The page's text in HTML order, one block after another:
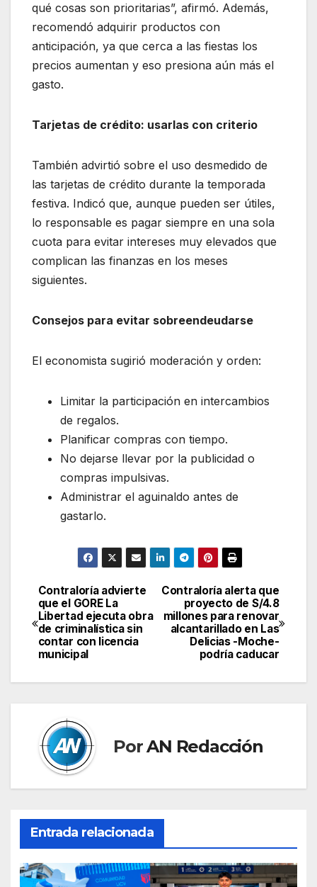
qué cosas son prioritarias”, afirmó. Además,
recomendó adquirir productos con
anticipación, ya que cerca a las fiestas los
precios aumentan y eso presiona aún más el
gasto.
Tarjetas de crédito: usarlas con criterio
También advirtió sobre el uso desmedido de
las tarjetas de crédito durante la temporada
festiva. Indicó que, aunque pueden ser útiles,
lo responsable es pagar siempre en una sola
cuota para evitar intereses muy elevados que
complican las finanzas en los meses
siguientes.
Consejos para evitar sobreendeudarse
El economista sugirió moderación y orden:
Limitar la participación en intercambios
de regalos.
Planificar compras con tiempo.
No dejarse llevar por la publicidad o
compras impulsivas.
Administrar el aguinaldo antes de
gastarlo.
Navegación
de
entradas
Contraloría alerta que
proyecto de S/4.8
millones para renovar
alcantarillado en Las
Delicias -Moche-
podría caducar
Contraloría advierte
que el GORE La
Libertad ejecuta obra
de criminalística sin
contar con licencia
municipal
PorAN Redacción
Entrada relacionada